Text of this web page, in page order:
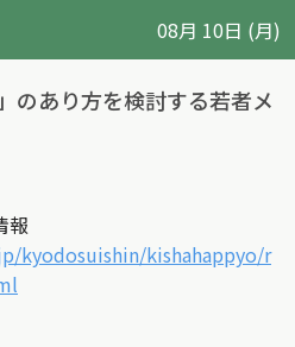
08月 10日 (月)
のあり方を検討する若者メ
報
kyodosuishin/kishahappyo/r